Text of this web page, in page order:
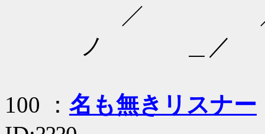
／ ／ ｀/￣
ノ ＿／ /
100 ： 名も無きリスナー